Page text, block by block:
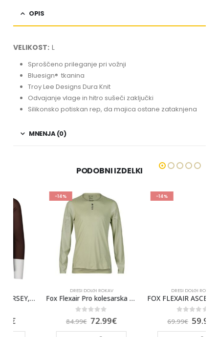
OPIS
VELIKOST: L
Sproščeno prileganje pri vožnji
Bluesign® tkanina
Troy Lee Designs Dura Knit
Odvajanje vlage in hitro sušeči zaključki
Silikonsko potiskan rep, da majica ostane zataknjena
MNENJA (0)
PODOBNI IZDELKI
DRESI DOLGI ROKAV
Fox Flexair Pro kolesarska majica z dolgimi rokavi
72.99€
DRESI DOLGI ROKAV
FOX FLEXAIR ASCENT SS JERSEY [BLK]
59.99€